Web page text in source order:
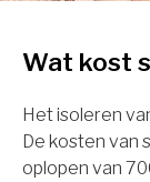
Wat kost
Het isoleren
De kosten van
oplopen van